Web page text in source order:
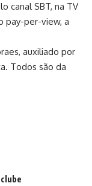
canal SBT, na TV
pay-per-view, a
auxiliado por
Todos são da